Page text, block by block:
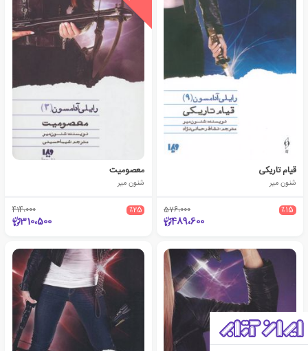
قیام تاریکی
شنون میر
٪15 576،000
489،600
معصومیت
شنون میر
٪25 414،000
310،500